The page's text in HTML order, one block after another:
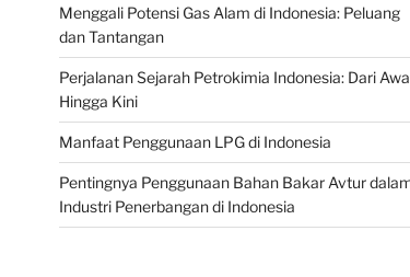
Menggali Potensi Gas Alam di Indonesia: Peluang
dan Tantangan
Perjalanan Sejarah Petrokimia Indonesia: Dari
Hingga Kini
Manfaat Penggunaan LPG di Indonesia
Pentingnya Penggunaan Bahan Bakar Avtur
Industri Penerbangan di Indonesia